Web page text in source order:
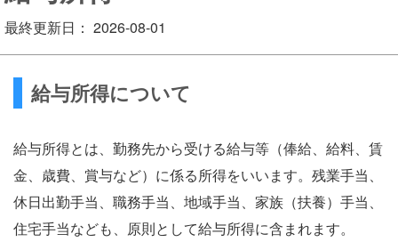
最終更新日： 2026-08-01
給与所得について
給与所得とは、勤務先から受ける給与等（俸給、給料、賃
金、歳費、賞与など）に係る所得をいいます。残業手当、
休日出勤手当、職務手当、地域手当、家族（扶養）手当、
住宅手当なども、原則として給与所得に含まれます。